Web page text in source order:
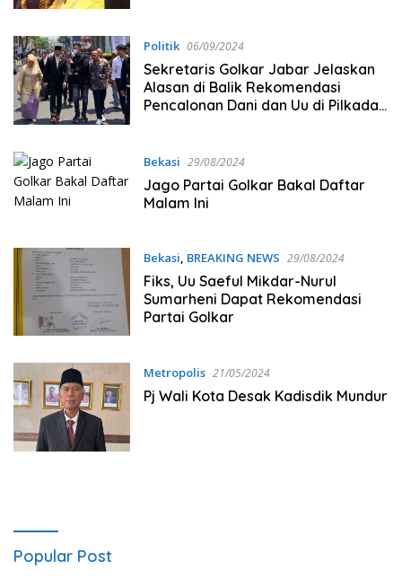
Politik 06/09/2024
Sekretaris Golkar Jabar Jelaskan
Alasan di Balik Rekomendasi
Pencalonan Dani dan Uu di Pilkada
Bekasi 29/08/2024
Jago Partai Golkar Bakal Daftar
Malam Ini
Bekasi, BREAKING NEWS 29/08/2024
Fiks, Uu Saeful Mikdar-Nurul
Sumarheni Dapat Rekomendasi
Partai Golkar
Metropolis 21/05/2024
Pj Wali Kota Desak Kadisdik Mundur
Popular Post